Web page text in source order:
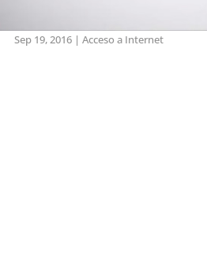
Sep 19, 2016| Acceso a Internet